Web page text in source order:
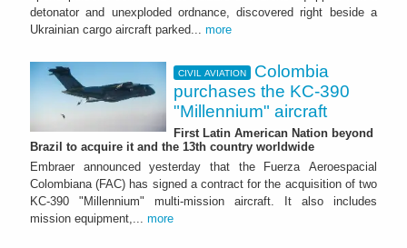
detonator and unexploded ordnance, discovered right beside a
Ukrainian cargo aircraft parked... more
CIVIL AVIATION
Colombia
purchases the KC-390
"Millennium" aircraft
First Latin American Nation beyond
Brazil to acquire it and the 13th country worldwide
Embraer announced yesterday that the Fuerza Aeroespacial
Colombiana (FAC) has signed a contract for the acquisition of two
KC-390 "Millennium" multi-mission aircraft. It also includes
mission equipment,... more